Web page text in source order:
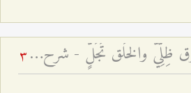
الخَالقُ أصيلٌ والمخلوق ظِلِّيٌّ والخَلق تَجَلٍّ - شرح فقرات مِن دعاء الافتتاح – الجلسة السادسة 3